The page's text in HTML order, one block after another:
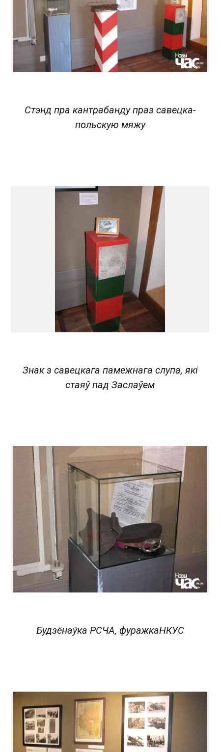
Стэнд пра кантрабанду праз савецка-
польскую мяжу
Знак з савецкага памежнага слупа, які
стаяў пад Заслаўем
Будзёнаўка РСЧА, фуражкаНКУС